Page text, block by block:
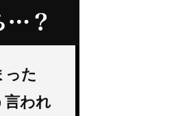
った
言われ